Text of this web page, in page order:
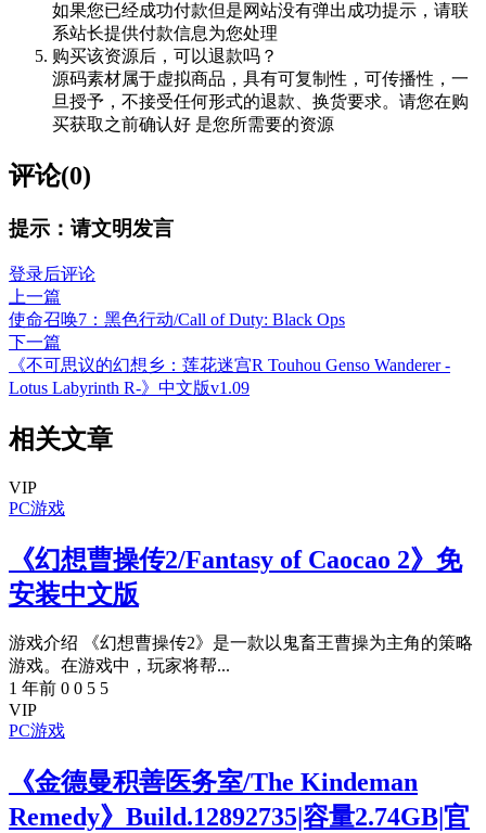
如果您已经成功付款但是网站没有弹出成功提示，请联
系站长提供付款信息为您处理
购买该资源后，可以退款吗？
源码素材属于虚拟商品，具有可复制性，可传播性，一
旦授予，不接受任何形式的退款、换货要求。请您在购
买获取之前确认好 是您所需要的资源
评论(0)
提示：请文明发言
登录后评论
上一篇
使命召唤7：黑色行动/Call of Duty: Black Ops
下一篇
《不可思议的幻想乡：莲花迷宫R Touhou Genso Wanderer -
Lotus Labyrinth R-》中文版v1.09
相关文章
VIP
PC游戏
《幻想曹操传2/Fantasy of Caocao 2》免
安装中文版
游戏介绍 《幻想曹操传2》是一款以鬼畜王曹操为主角的策略
游戏。在游戏中，玩家将帮...
1 年前 0 0 5 5
VIP
PC游戏
《金德曼积善医务室/The Kindeman
Remedy》Build.12892735|容量2.74GB|官